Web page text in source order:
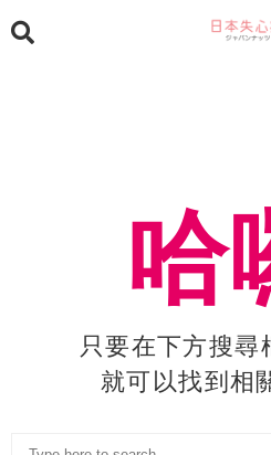
哈
只要在下方搜尋
就可以找到相